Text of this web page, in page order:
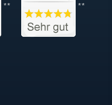
** **